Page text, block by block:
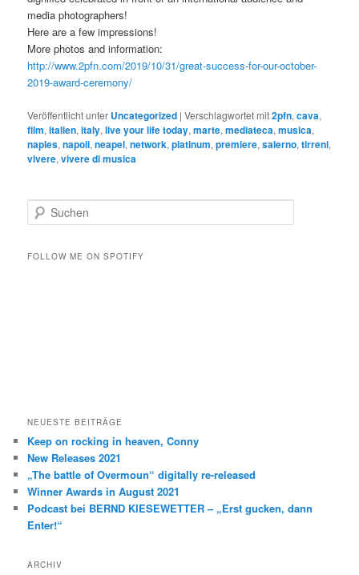
media photographers!
Here are a few impressions!
More photos and information:
http://www.2pfn.com/2019/10/31/great-success-for-our-october-
2019-award-ceremony/
Veröffentlicht unter Uncategorized |Verschlagwortet mit2pfn,cava,
film,italien,italy,live your life today,marte,mediateca,musica,
naples,napoli,neapel,network,platinum,premiere,salerno,tirreni,
vivere,vivere di musica
u
h
FOLLOW ME ON SPOTIFY
NEUESTE BEITRÄGE
Keep on rocking in heaven, Conny
New Releases 2021
„The battle of Overmoun“ digitally re-released
Winner Awards in August 2021
Podcast bei BERND KIESEWETTER – „Erst gucken, dann
Enter!“
ARCHIV